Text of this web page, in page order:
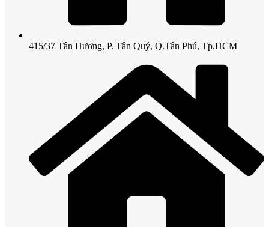
415/37 Tân Hương, P. Tân Quý, Q.Tân Phú, Tp.HCM